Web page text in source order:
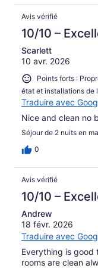
Avis vérifié
10/10 –
Scarlett
10 avr. 2026
Points forts :
état et installations de
Traduire avec
Nice and clean no
Séjour de 2 nuits en
0
Avis vérifié
10/10 –
Andrew
18 févr. 2026
Traduire avec
Everything is good
rooms are clean